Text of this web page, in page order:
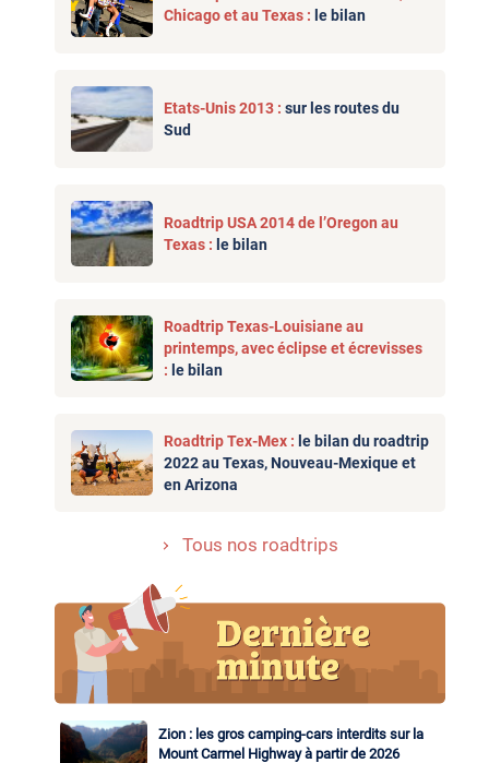
Chicago et au Texas : le bilan
Etats-Unis 2013 : sur les routes du
Sud
Roadtrip USA 2014 de l’Oregon au
Texas : le bilan
Roadtrip Texas-Louisiane au
printemps, avec éclipse et écrevisses
: le bilan
Roadtrip Tex-Mex : le bilan du roadtrip
2022 au Texas, Nouveau-Mexique et
en Arizona
Tous nos roadtrips
Zion : les gros camping-cars interdits sur la
Mount Carmel Highway à partir de 2026